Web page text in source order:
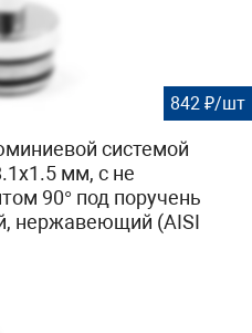
842 ₽/шт
системой
мм, с не
90° под поручень
нержавеющий (AISI